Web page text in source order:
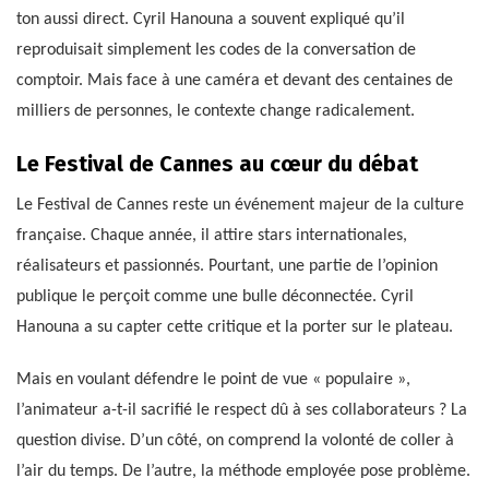
ton aussi direct. Cyril Hanouna a souvent expliqué qu’il
reproduisait simplement les codes de la conversation de
comptoir. Mais face à une caméra et devant des centaines de
milliers de personnes, le contexte change radicalement.
Le Festival de Cannes au cœur du débat
Le Festival de Cannes reste un événement majeur de la culture
française. Chaque année, il attire stars internationales,
réalisateurs et passionnés. Pourtant, une partie de l’opinion
publique le perçoit comme une bulle déconnectée. Cyril
Hanouna a su capter cette critique et la porter sur le plateau.
Mais en voulant défendre le point de vue « populaire »,
l’animateur a-t-il sacrifié le respect dû à ses collaborateurs ? La
question divise. D’un côté, on comprend la volonté de coller à
l’air du temps. De l’autre, la méthode employée pose problème.